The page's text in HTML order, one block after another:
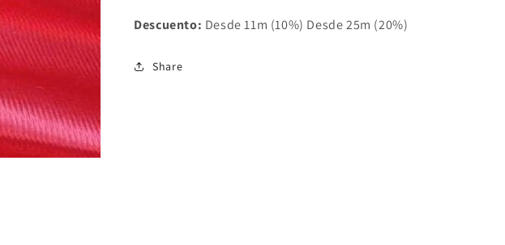
Descuento: Desde 11m (10%) Desde 25m (20%)
Share